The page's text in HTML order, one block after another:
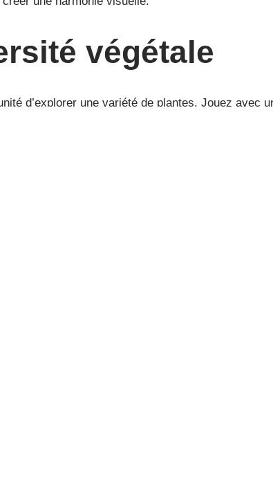
végétale
d’explorer une variété de plantes. Jouez avec